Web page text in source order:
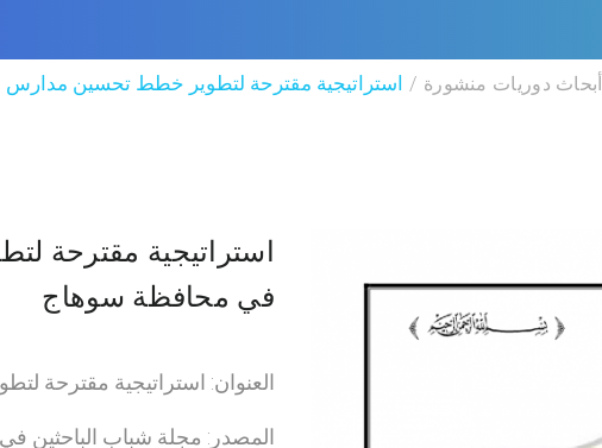
أبحاث دوريات منشورة استراتيجية مقترحة لتطوير خطط تحسين مدارس
استراتيجية مقترحة
في محافظة سوهاج
العنوان: استراتيجية مقترحة
المصدر: مجلة شباب الباحثين في